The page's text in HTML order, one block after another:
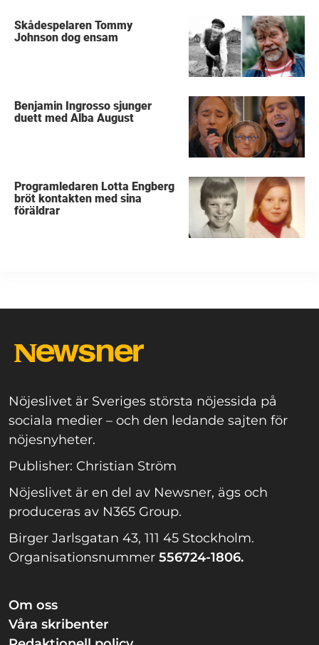
Skådespelaren Tommy
Johnson dog ensam
Benjamin Ingrosso sjunger
duett med Alba August
Programledaren Lotta Engberg
bröt kontakten med sina
föräldrar
Nöjeslivet är Sveriges största nöjessida på
sociala medier – och den ledande sajten för
nöjesnyheter.
Publisher: Christian Ström
Nöjeslivet är en del av Newsner, ägs och
produceras av N365 Group.
Birger Jarlsgatan 43, 111 45 Stockholm.
Organisationsnummer 556724-1806.
Om oss
Våra skribenter